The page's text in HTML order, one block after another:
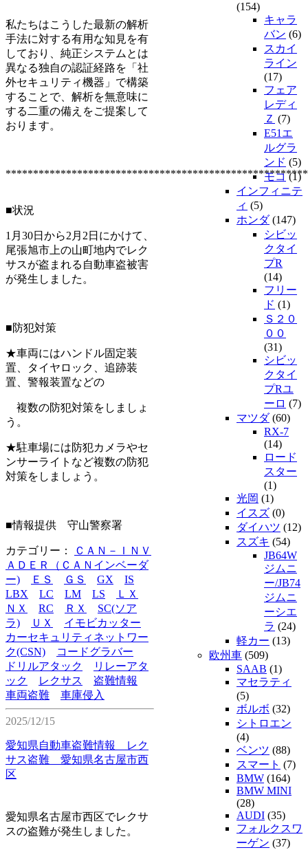
私たちはこうした最新の解析
手法に対する有用な知見を有
しており、純正システムとは
異なる独自の認証経路を「社
外セキュリティ機器」で構築
することで、解析を無意味に
する二重の備えをご提案して
おります。
■状況
1月30日から2月2日にかけて、
尾張旭市上の山町地内でレク
サスが盗まれる自動車盗被害
が発生しました。
■防犯対策
★車両にはハンドル固定装
置、タイヤロック、追跡装
置、警報装置などの
複数の防犯対策をしましょ
う。
★駐車場には防犯カメラやセ
ンサーライトなど複数の防犯
対策をしましょう。
■情報提供 守山警察署
カテゴリー：
ＣＡＮ－ＩＮＶ
ＡＤＥＲ（ＣＡＮインベーダ
ー)
ＥＳ ＧＳ GX
IS
LBX
LC LM LS
ＬＸ
ＮＸ
RC ＲＸ
SC(ソア
ラ)
ＵＸ
イモビカッター
カーセキュリティネットワー
ク(CSN)
コードグラバー
ドリルアタック
リレーアタ
ック
レクサス
盗難情報
車両盗難
車庫侵入
2025/12/15
愛知県自動車盗難情報 レク
サス盗難 愛知県名古屋市西
区
愛知県名古屋市西区でレクサ
スの盗難が発生しました。
(154)
キャラ
バン (6)
スカイ
ライン
(17)
フェア
レディ
Ｚ (7)
E51エ
ルグラ
ンド (5)
モコ(1)
インフィニテ
ィ (5)
ホンダ(147)
シビッ
クタイ
プR
(14)
フリー
ド (1)
Ｓ２０
００
(31)
シビッ
クタイ
プRユ
ーロ (7)
マツダ(60)
RX-7
(14)
ロード
スター
(1)
光岡 (1)
イスズ (0)
ダイハツ (12)
スズキ (54)
JB64W
ジムニ
ー/JB74
ジムニ
ーシエ
ラ (24)
軽カー (13)
欧州車 (509)
SAAB (1)
マセラティ
(5)
ボルボ (32)
シトロエン
(4)
ベンツ (88)
スマート (7)
BMW (164)
BMW MINI
(28)
AUDI (35)
フォルクスワ
ーゲン (37)